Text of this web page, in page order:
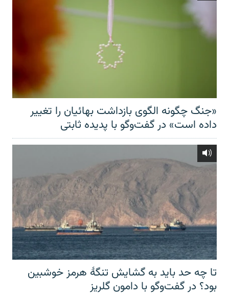
«جنگ چگونه الگوی بازداشت بهائیان را تغییر
داده است» در گفت‌وگو با پدیده ثابتی
تا چه حد باید به گشایش تنگهٔ هرمز خوشبین
بود؟ در گفت‌وگو با دامون گلریز